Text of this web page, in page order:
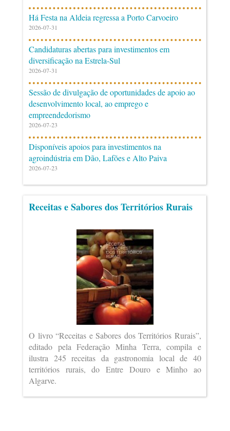
Há Festa na Aldeia regressa a Porto Carvoeiro
2026-07-31
Candidaturas abertas para investimentos em
diversificação na Estrela-Sul
2026-07-31
Sessão de divulgação de oportunidades de apoio ao
desenvolvimento local, ao emprego e
empreendedorismo
2026-07-23
Disponíveis apoios para investimentos na
agroindústria em Dão, Lafões e Alto Paiva
2026-07-23
Receitas e Sabores dos Territórios Rurais
O livro “Receitas e Sabores dos Territórios Rurais”,
editado pela Federação Minha Terra, compila e
ilustra 245 receitas da gastronomia local de 40
territórios rurais, do Entre Douro e Minho ao
Algarve.